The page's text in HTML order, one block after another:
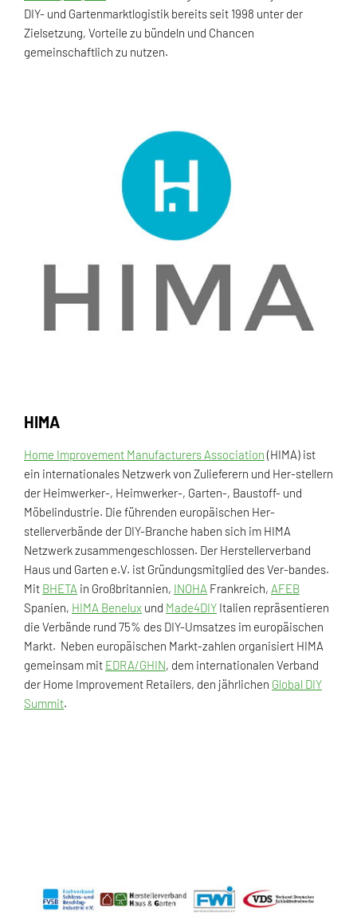
DIY- und Gartenmarktlogistik bereits seit 1998 unter der
Zielsetzung, Vorteile zu bündeln und Chancen
gemeinschaftlich zu nutzen.
HIMA
Home Improvement Manufacturers Association (HIMA) ist
ein internationales Netzwerk von Zulieferern und Her-stellern
der Heimwerker-, Heimwerker-, Garten-, Baustoff- und
Möbelindustrie. Die führenden europäischen Her-
stellerverbände der DIY-Branche haben sich im HIMA
Netzwerk zusammengeschlossen. Der Herstellerverband
Haus und Garten e.V. ist Gründungsmitglied des Ver-bandes.
Mit BHETA in Großbritannien, INOHA Frankreich, AFEB
Spanien, HIMA Benelux und Made4DIY Italien repräsentieren
die Verbände rund 75% des DIY-Umsatzes im europäischen
Markt. Neben europäischen Markt-zahlen organisiert HIMA
gemeinsam mit EDRA/GHIN, dem internationalen Verband
der Home Improvement Retailers, den jährlichen Global DIY
Summit.